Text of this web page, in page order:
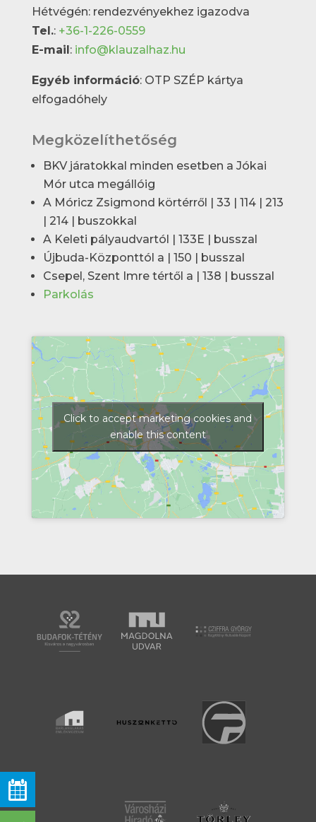
Hétvégén: rendezvényekhez igazodva
Tel.: +36-1-226-0559
E-mail: info@klauzalhaz.hu
Egyéb információ: OTP SZÉP kártya
elfogadóhely
Megközelíthetőség
BKV járatokkal minden esetben a Jókai
Mór utca megállóig
A Móricz Zsigmond körtérről | 33 | 114 | 213
| 214 | buszokkal
A Keleti pályaudvartól | 133E | busszal
Újbuda-Központtól a | 150 | busszal
Csepel, Szent Imre tértől a | 138 | busszal
Parkolás
Click to accept marketing cookies and
enable this content